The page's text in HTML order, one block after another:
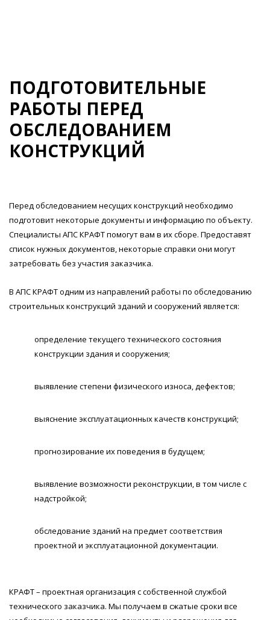
ПОДГОТОВИТЕЛЬНЫЕ
РАБОТЫ ПЕРЕД
ОБСЛЕДОВАНИЕМ
КОНСТРУКЦИЙ
Перед обследованием несущих конструкций необходимо
подготовит некоторые документы и информацию по объекту.
Специалисты АПС КРАФТ помогут вам в их сборе. Предоставят
список нужных документов, некоторые справки они могут
затребовать без участия заказчика.
В АПС КРАФТ одним из направлений работы по обследованию
строительных конструкций зданий и сооружений является:
определение текущего технического состояния
конструкции здания и сооружения;
выявление степени физического износа, дефектов;
выяснение эксплуатационных качеств конструкций;
прогнозирование их поведения в будущем;
выявление возможности реконструкции, в том числе с
надстройкой;
обследование зданий на предмет соответствия
проектной и эксплуатационной документации.
КРАФТ – проектная организация с собственной службой
технического заказчика. Мы получаем в сжатые сроки все